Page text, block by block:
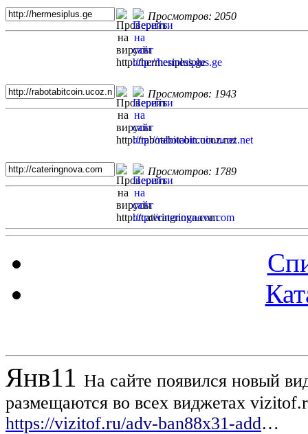
Просмотров: 2050
Просмотров: 1943
Просмотров: 1789
Янв11 На сайте появился новый
размещаются во всех виджетах
https://vizitof.ru/adv-ban88x31-add…